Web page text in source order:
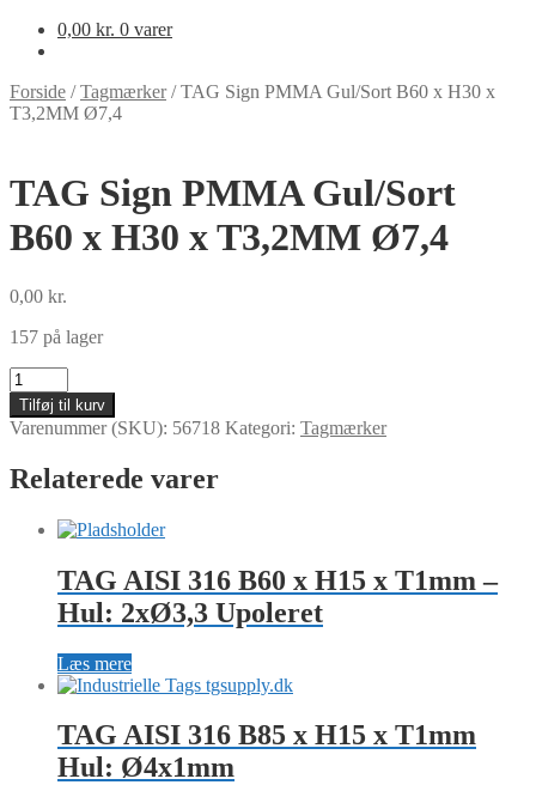
0,00 kr. 0 varer
Forside /Tagmærker/TAG Sign PMMA Gul/Sort B60 x H30 x
T3,2MM Ø7,4
TAG Sign PMMA Gul/Sort
B60 x H30 x T3,2MM Ø7,4
0,00 kr.
157 på lager
TAG
Sign
PMMA
Gul/Sort
x
Tilføj til kurv
Varenummer (SKU): 56718 Kategori: Tagmærker
Relaterede varer
TAG AISI 316 B60 x H15 x T1mm –
Hul: 2xØ3,3 Upoleret
Læs mere
TAG AISI 316 B85 x H15 x T1mm
Hul: Ø4x1mm